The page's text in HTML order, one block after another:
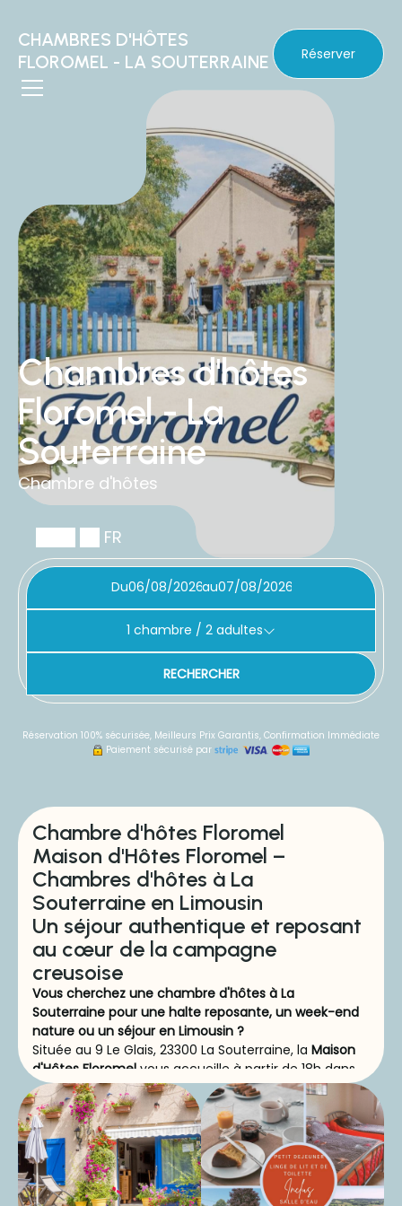
CHAMBRES D'HÔTES
FLOROMEL - LA SOUTERRAINE
Réserver
Chambres d'hôtes
Floromel - La
Souterraine
Chambre d'hôtes
FR
Du au
1 chambre / 2 adultes
RECHERCHER
Réservation 100% sécurisée, Meilleurs Prix Garantis, Confirmation Immédiate
Paiement sécurisé par
Chambre d'hôtes Floromel
Maison d'Hôtes Floromel –
Chambres d'hôtes à La
Souterraine en Limousin
Un séjour authentique et reposant
au cœur de la campagne
creusoise
Vous cherchez une chambre d'hôtes à La
Souterraine pour une halte reposante, un week-end
nature ou un séjour en Limousin ?
Située au 9 Le Glais, 23300 La Souterraine, la Maison
d'Hôtes Floromel vous accueille à partir de 18h dans
un cadre verdoyant, calme et chaleureux.
Découvrez notre havre de paix
près de La Souterraine
Nichée au nord du Limousin, à deux pas de la
ville